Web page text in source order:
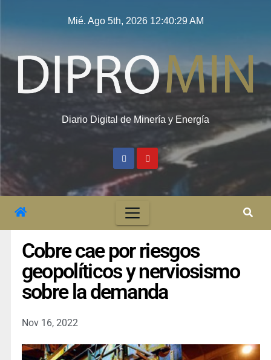
Mié. Ago 5th, 2026 12:40:29 AM
Diario Digital de Minería y Energía
Cobre cae por riesgos
geopolíticos y nerviosismo
sobre la demanda
Nov 16, 2022